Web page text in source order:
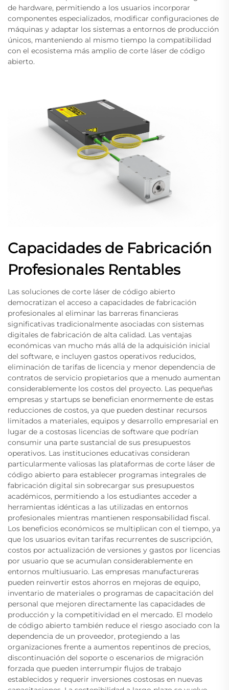
de hardware, permitiendo a los usuarios incorporar
componentes especializados, modificar configuraciones de
máquinas y adaptar los sistemas a entornos de producción
únicos, manteniendo al mismo tiempo la compatibilidad
con el ecosistema más amplio de corte láser de código
abierto.
Capacidades de Fabricación
Profesionales Rentables
Las soluciones de corte láser de código abierto
democratizan el acceso a capacidades de fabricación
profesionales al eliminar las barreras financieras
significativas tradicionalmente asociadas con sistemas
digitales de fabricación de alta calidad. Las ventajas
económicas van mucho más allá de la adquisición inicial
del software, e incluyen gastos operativos reducidos,
eliminación de tarifas de licencia y menor dependencia de
contratos de servicio propietarios que a menudo aumentan
considerablemente los costos del proyecto. Las pequeñas
empresas y startups se benefician enormemente de estas
reducciones de costos, ya que pueden destinar recursos
limitados a materiales, equipos y desarrollo empresarial en
lugar de a costosas licencias de software que podrían
consumir una parte sustancial de sus presupuestos
operativos. Las instituciones educativas consideran
particularmente valiosas las plataformas de corte láser de
código abierto para establecer programas integrales de
fabricación digital sin sobrecargar sus presupuestos
académicos, permitiendo a los estudiantes acceder a
herramientas idénticas a las utilizadas en entornos
profesionales mientras mantienen responsabilidad fiscal.
Los beneficios económicos se multiplican con el tiempo, ya
que los usuarios evitan tarifas recurrentes de suscripción,
costos por actualización de versiones y gastos por licencias
por usuario que se acumulan considerablemente en
entornos multiusuario. Las empresas manufactureras
pueden reinvertir estos ahorros en mejoras de equipo,
inventario de materiales o programas de capacitación del
personal que mejoren directamente las capacidades de
producción y la competitividad en el mercado. El modelo
de código abierto también reduce el riesgo asociado con la
dependencia de un proveedor, protegiendo a las
organizaciones frente a aumentos repentinos de precios,
discontinuación del soporte o escenarios de migración
forzada que pueden interrumpir flujos de trabajo
establecidos y requerir inversiones costosas en nuevas